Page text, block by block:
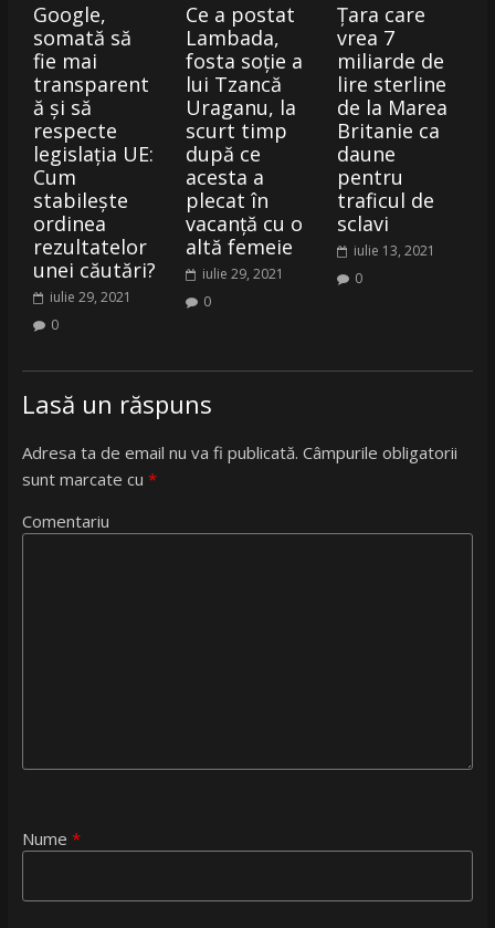
Google,
somată să
fie mai
transparent
ă și să
respecte
legislația UE:
Cum
stabilește
ordinea
rezultatelor
unei căutări?
iulie 29, 2021
0
Ce a postat
Lambada,
fosta soție a
lui Tzancă
Uraganu, la
scurt timp
după ce
acesta a
plecat în
vacanță cu o
altă femeie
iulie 29, 2021
0
Țara care
vrea 7
miliarde de
lire sterline
de la Marea
Britanie ca
daune
pentru
traficul de
sclavi
iulie 13, 2021
0
Lasă un răspuns
Adresa ta de email nu va fi publicată. Câmpurile obligatorii
sunt marcate cu *
Comentariu
Nume *